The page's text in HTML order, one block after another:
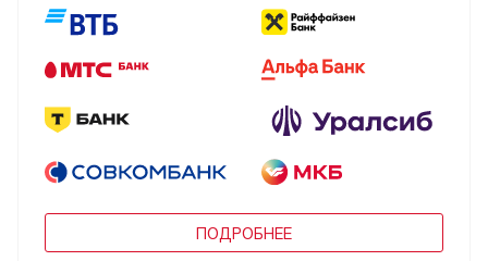
ПОДРОБНЕЕ